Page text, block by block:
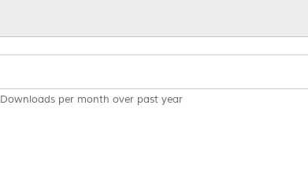
Downloads per month over past year